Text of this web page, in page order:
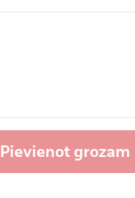
Pievienot grozam